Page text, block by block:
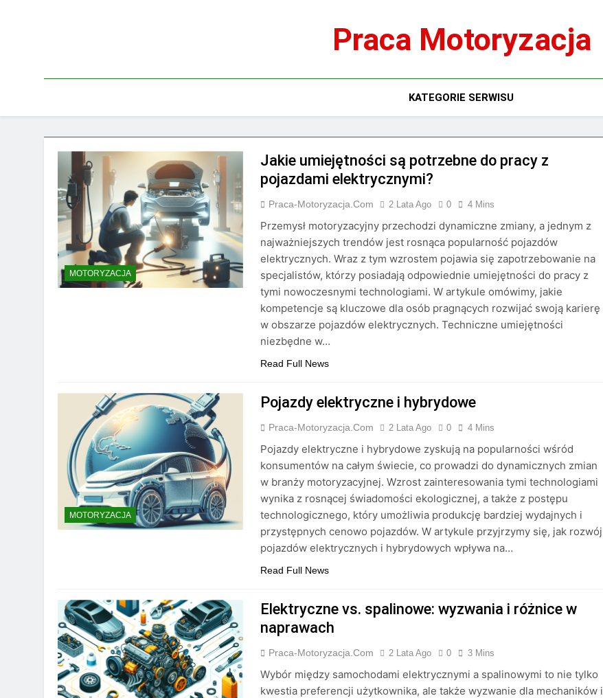
Praca Motoryzacja
KATEGORIE SERWISU
MOTORYZACJA
Jakie umiejętności są potrzebne do pracy z
pojazdami elektrycznymi?
Praca-Motoryzacja.com 2 Lata Ago 0 4 Mins
Przemysł motoryzacyjny przechodzi dynamiczne zmiany, a jednym z
najważniejszych trendów jest rosnąca popularność pojazdów
elektrycznych. Wraz z tym wzrostem pojawia się zapotrzebowanie na
specjalistów, którzy posiadają odpowiednie umiejętności do pracy z
tymi nowoczesnymi technologiami. W artykule omówimy, jakie
kompetencje są kluczowe dla osób pragnących rozwijać swoją karierę
w obszarze pojazdów elektrycznych. Techniczne umiejętności
niezbędne w…
Read Full News
MOTORYZACJA
Pojazdy elektryczne i hybrydowe
Praca-Motoryzacja.com 2 Lata Ago 0 4 Mins
Pojazdy elektryczne i hybrydowe zyskują na popularności wśród
konsumentów na całym świecie, co prowadzi do dynamicznych zmian
w branży motoryzacyjnej. Wzrost zainteresowania tymi technologiami
wynika z rosnącej świadomości ekologicznej, a także z postępu
technologicznego, który umożliwia produkcję bardziej wydajnych i
przystępnych cenowo pojazdów. W artykule przyjrzymy się, jak rozwój
pojazdów elektrycznych i hybrydowych wpływa na…
Read Full News
Elektryczne vs. spalinowe: wyzwania i różnice w
naprawach
Praca-Motoryzacja.com 2 Lata Ago 0 3 Mins
Wybór między samochodami elektrycznymi a spalinowymi to nie tylko
kwestia preferencji użytkownika, ale także wyzwanie dla mechaników i